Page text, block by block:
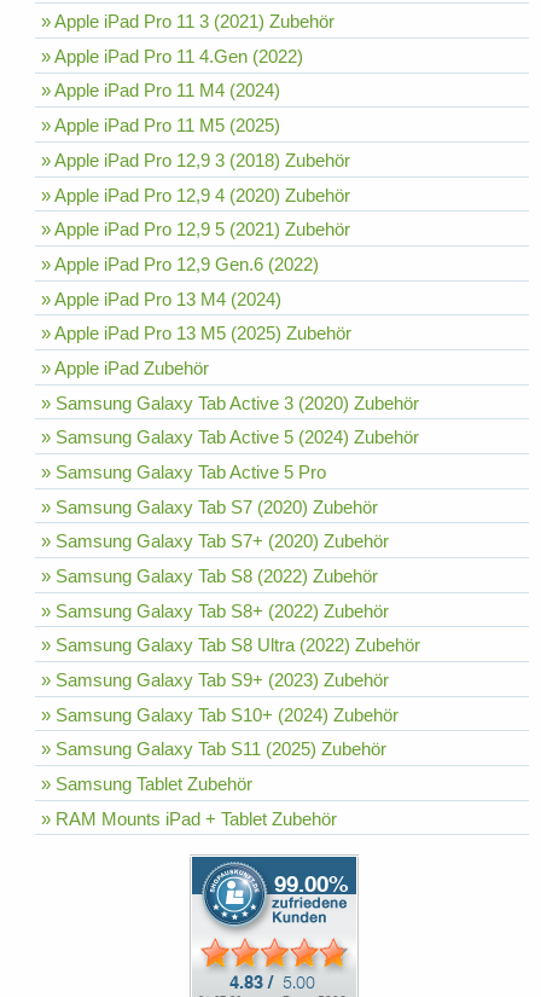
» Apple iPad Pro 11 3 (2021) Zubehör
» Apple iPad Pro 11 4.Gen (2022)
» Apple iPad Pro 11 M4 (2024)
» Apple iPad Pro 11 M5 (2025)
» Apple iPad Pro 12,9 3 (2018) Zubehör
» Apple iPad Pro 12,9 4 (2020) Zubehör
» Apple iPad Pro 12,9 5 (2021) Zubehör
» Apple iPad Pro 12,9 Gen.6 (2022)
» Apple iPad Pro 13 M4 (2024)
» Apple iPad Pro 13 M5 (2025) Zubehör
» Apple iPad Zubehör
» Samsung Galaxy Tab Active 3 (2020) Zubehör
» Samsung Galaxy Tab Active 5 (2024) Zubehör
» Samsung Galaxy Tab Active 5 Pro
» Samsung Galaxy Tab S7 (2020) Zubehör
» Samsung Galaxy Tab S7+ (2020) Zubehör
» Samsung Galaxy Tab S8 (2022) Zubehör
» Samsung Galaxy Tab S8+ (2022) Zubehör
» Samsung Galaxy Tab S8 Ultra (2022) Zubehör
» Samsung Galaxy Tab S9+ (2023) Zubehör
» Samsung Galaxy Tab S10+ (2024) Zubehör
» Samsung Galaxy Tab S11 (2025) Zubehör
» Samsung Tablet Zubehör
» RAM Mounts iPad + Tablet Zubehör